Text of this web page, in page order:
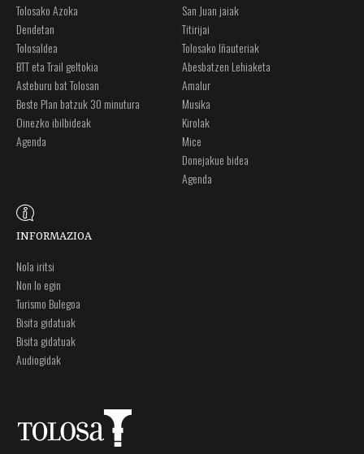
Tolosako Azoka
Dendetan
Tolosaldea
BTT eta Trail geltokia
Asteburu bat Tolosan
Beste Plan batzuk 30 minutura
Oinezko ibilbideak
Agenda
San Juan jaiak
Titirijai
Tolosako Iñauteriak
Abesbatzen Lehiaketa
Amalur
Musika
Kirolak
Mice
Donejakue bidea
Agenda
INFORMAZIOA
Nola iritsi
Non lo egin
Turismo Bulegoa
Bisita gidatuak
Bisita gidatuak
Audiogidak